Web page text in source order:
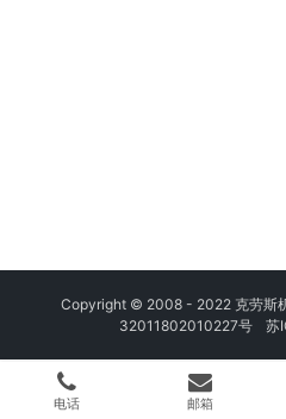
Copyright © 2008 - 2022 克劳斯
32011802010227号
苏
电话 邮箱